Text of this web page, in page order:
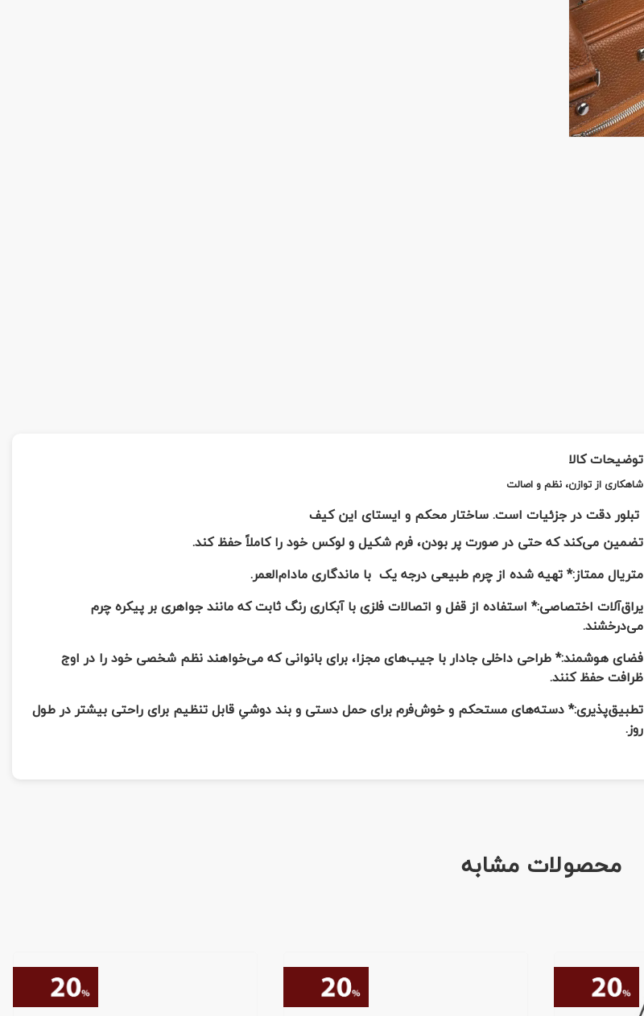
توضیحات کالا
شاهکاری از توازن، نظم و اصالت
تبلور دقت در جزئیات است. ساختار محکم و ایستای این کیف
تضمین می‌کند که حتی در صورت پر بودن، فرم شکیل و لوکس خود را کاملاً حفظ کند.
متریال ممتاز:* تهیه شده از چرم طبیعی درجه یک با ماندگاری مادام‌العمر.
یراق‌آلات اختصاصی:* استفاده از قفل و اتصالات فلزی با آبکاری رنگ ثابت که مانند جواهری بر پیکره چرم
می‌درخشند.
فضای هوشمند:* طراحی داخلی جادار با جیب‌های مجزا، برای بانوانی که می‌خواهند نظم شخصی خود را در اوج
ظرافت حفظ کنند.
تطبیق‌پذیری:* دسته‌های مستحکم و خوش‌فرم برای حمل دستی و بند دوشیِ قابل تنظیم برای راحتی بیشتر در طول
روز.
محصولات مشابه